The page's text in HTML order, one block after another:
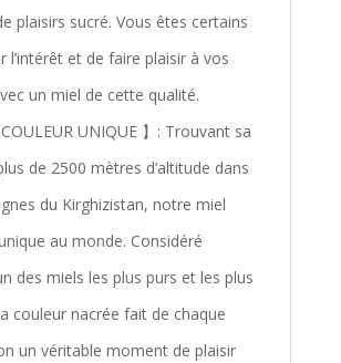
plaisirs sucré. Vous êtes certains
l’intérêt et de faire plaisir à vos
un miel de cette qualité.
UNIQUE 】: Trouvant sa
de 2500 mètres d’altitude dans
du Kirghizistan, notre miel
au monde. Considéré
des miels les plus purs et les plus
couleur nacrée fait de chaque
un véritable moment de plaisir